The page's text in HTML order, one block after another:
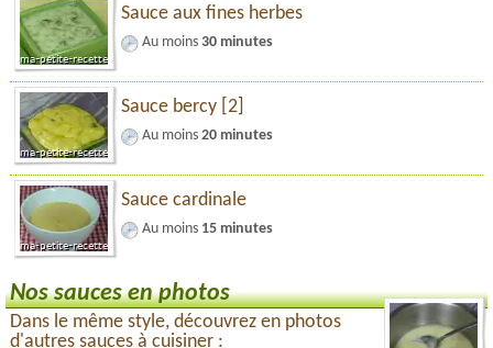
Sauce aux fines herbes
Au moins 30 minutes
Sauce bercy [2]
Au moins 20 minutes
Sauce cardinale
Au moins 15 minutes
Nos sauces en photos
Dans le même style, découvrez en photos
d'autres sauces à cuisiner :